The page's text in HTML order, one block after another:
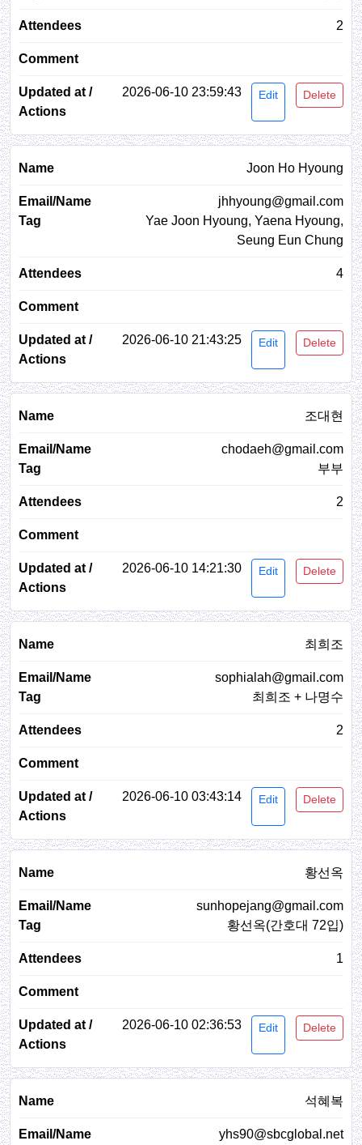
2
2026-06-10 23:59:43 Edit Delete
Joon Ho Hyoung
jhhyoung@gmail.com
Yae Joon Hyoung, Yaena Hyoung,
Seung Eun Chung
4
2026-06-10 21:43:25 Edit Delete
조대현
chodaeh@gmail.com
부부
2
2026-06-10 14:21:30 Edit Delete
최희조
sophialah@gmail.com
최희조 + 나명수
2
2026-06-10 03:43:14 Edit Delete
황선옥
sunhopejang@gmail.com
황선옥(간호대 72입)
1
2026-06-10 02:36:53 Edit Delete
석혜복
yhs90@sbcglobal.net